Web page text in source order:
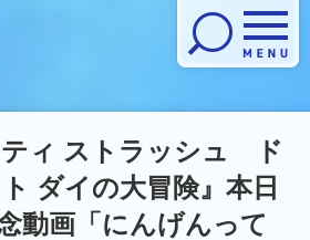
ティ ストラッシュ ド
ダイの大冒険』本日
動画「にんげんって